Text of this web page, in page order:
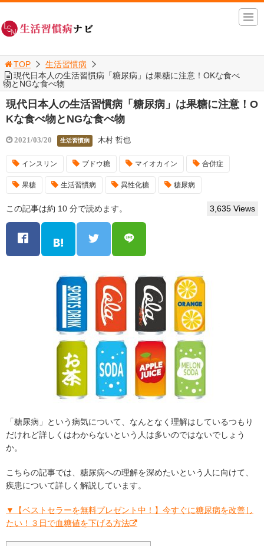
TOP
生活習慣病
現代日本人の生活習慣病「糖尿病」は果糖に注意！OKな食べ
物とNGな食べ物
現代日本人の生活習慣病「糖尿病」は果糖に注意！O
Kな食べ物とNGな食べ物
2021/03/20 生活習慣病 木村 哲也
インスリン ブドウ糖 マイオカイン 合併症
果糖 生活習慣病 異性化糖 糖尿病
この記事は約 10 分で読めます。 3,635 Views
「糖尿病」という病気について、なんとなく理解はしているつもり
だけれど詳しくはわからないという人は多いのではないでしょう
か。
こちらの記事では、糖尿病への理解を深めたいという人に向けて、
疾患について詳しく解説しています。
▼【ベストセラーを無料プレゼント中！】今すぐに糖尿病を改善し
たい！３日で血糖値を下げる方法